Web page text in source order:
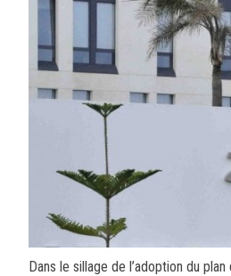
Dans le sillage de l’adoption du